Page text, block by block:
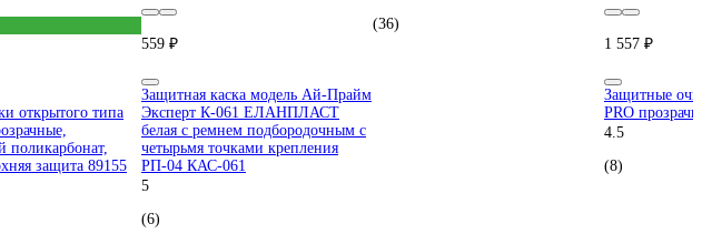
открытого типа
поликарбонат,
защита 89155
559 ₽
Защитная каска модель Ай-Прайм
Эксперт К-061 ЕЛАНПЛАСТ
белая с ремнем подбородочным с
четырьмя точками крепления
РП-04 КАС-061
5
(6)
(36)
1 557 ₽
Защитные
PRO
4.5
(8)